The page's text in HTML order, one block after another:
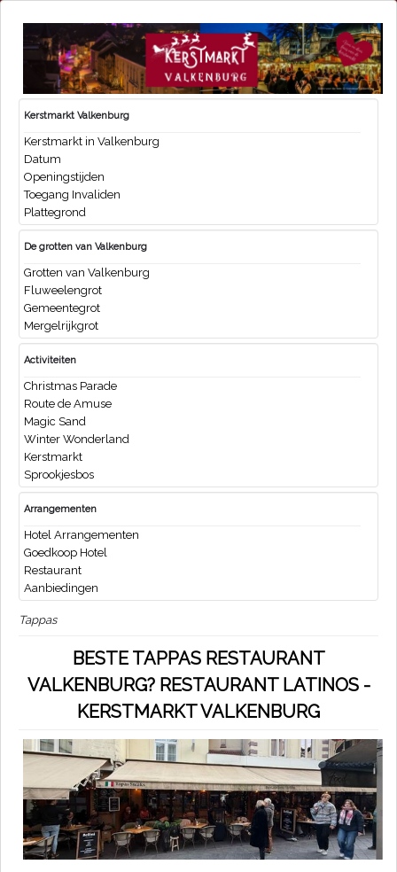
Kerstmarkt Valkenburg
Kerstmarkt in Valkenburg
Datum
Openingstijden
Toegang Invaliden
Plattegrond
De grotten van Valkenburg
Grotten van Valkenburg
Fluweelengrot
Gemeentegrot
Mergelrijkgrot
Activiteiten
Christmas Parade
Route de Amuse
Magic Sand
Winter Wonderland
Kerstmarkt
Sprookjesbos
Arrangementen
Hotel Arrangementen
Goedkoop Hotel
Restaurant
Aanbiedingen
Tappas
BESTE TAPPAS RESTAURANT
VALKENBURG? RESTAURANT LATINOS -
KERSTMARKT VALKENBURG